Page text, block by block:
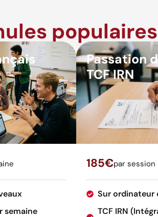
populaires
semaine
Passation
TCF IRN
185€par session
Sur ordinateur
TCF IRN